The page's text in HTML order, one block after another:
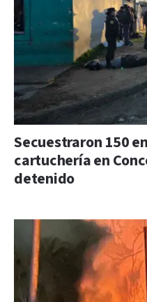
Secuestraron 150
cartuchería en
detenido